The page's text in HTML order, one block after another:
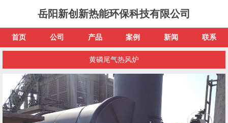
岳阳新创新热能环保科技有限公司
首页 公司 产品 案例 新闻 联系
黄磷尾气热风炉